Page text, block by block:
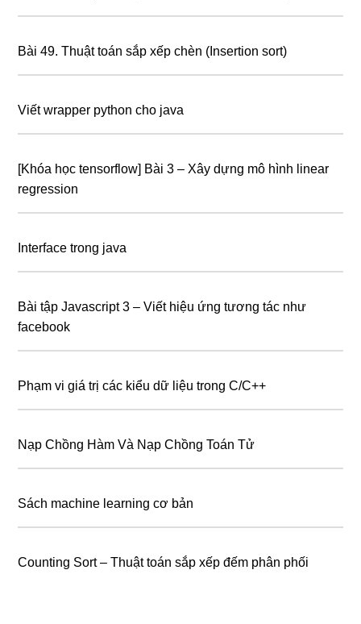
Bài 49. Thuật toán sắp xếp chèn (Insertion sort)
Viết wrapper python cho java
[Khóa học tensorflow] Bài 3 – Xây dựng mô hình linear
regression
Interface trong java
Bài tập Javascript 3 – Viết hiệu ứng tương tác như
facebook
Phạm vi giá trị các kiểu dữ liệu trong C/C++
Nạp Chồng Hàm Và Nạp Chồng Toán Tử
Sách machine learning cơ bản
Counting Sort – Thuật toán sắp xếp đếm phân phối